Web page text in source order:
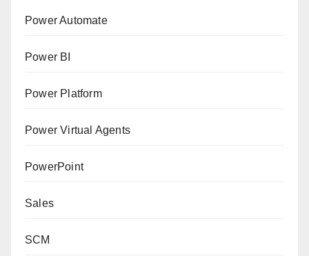
Power Automate
Power BI
Power Platform
Power Virtual Agents
PowerPoint
Sales
SCM